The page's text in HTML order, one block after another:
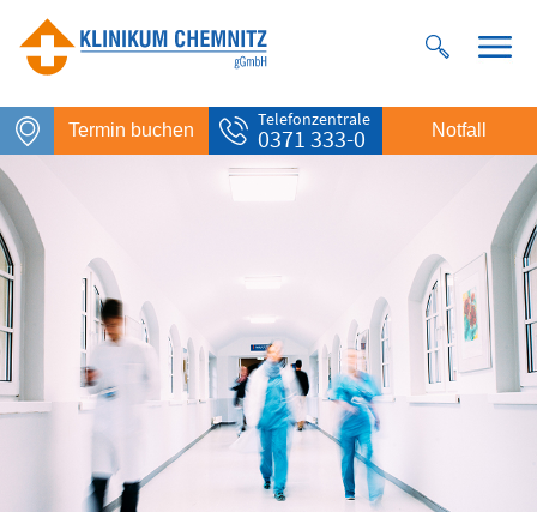
Termin buchen
Telefonzentrale
0371 333-0 Notfall
Rettungsdienst
112